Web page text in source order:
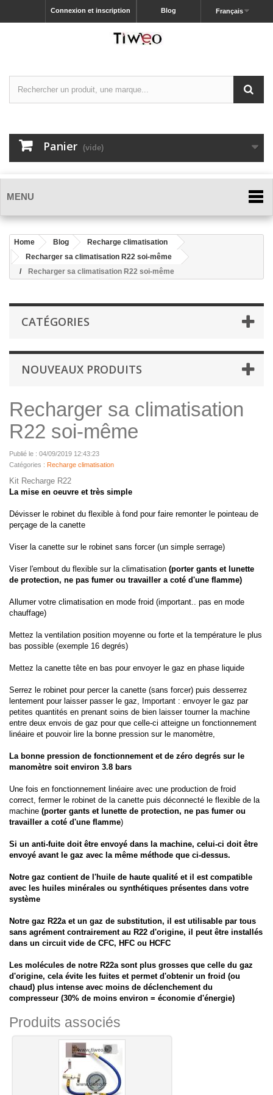
Français
Blog
Connexion et inscription
Panier (vide)
MENU
Home Blog
Recharge climatisation
Recharger sa climatisation R22 soi-même
Recharger sa climatisation R22 soi-même
CATÉGORIES
NOUVEAUX PRODUITS
Recharger sa climatisation
R22 soi-même
Publié le : 04/09/2019 12:43:23
Catégories : Recharge climatisation
Kit Recharge R22
La mise en oeuvre et très simple
Dévisser le robinet du flexible à fond pour faire remonter le pointeau de
perçage de la canette
Viser la canette sur le robinet sans forcer (un simple serrage)
Viser l'embout du flexible sur la climatisation (porter gants et lunette
de protection, ne pas fumer ou travailler a coté d'une flamme)
Allumer votre climatisation en mode froid (important.. pas en mode
chauffage)
Mettez la ventilation position moyenne ou forte et la température le plus
bas possible (exemple 16 degrés)
Mettez la canette tête en bas pour envoyer le gaz en phase liquide
Serrez le robinet pour percer la canette (sans forcer) puis desserrez
lentement pour laisser passer le gaz, Important : envoyer le gaz par
petites quantités en prenant soins de bien laisser tourner la machine
entre deux envois de gaz pour que celle-ci atteigne un fonctionnement
linéaire et pouvoir lire la bonne pression sur le manomètre,
La bonne pression de fonctionnement et de zéro degrés sur le
manomètre soit environ 3.8 bars
Une fois en fonctionnement linéaire avec une production de froid
correct, fermer le robinet de la canette puis déconnecté le flexible de la
machine (porter gants et lunette de protection, ne pas fumer ou
travailler a coté d'une flamme)
Si un anti-fuite doit être envoyé dans la machine, celui-ci doit être
envoyé avant le gaz avec la même méthode que ci-dessus.
Notre gaz contient de l'huile de haute qualité et il est compatible
avec les huiles minérales ou synthétiques présentes dans votre
système
Notre gaz R22a et un gaz de substitution, il est utilisable par tous
sans agrément contrairement au R22 d'origine, il peut être installés
dans un circuit vide de CFC, HFC ou HCFC
Les molécules de notre R22a sont plus grosses que celle du gaz
d'origine, cela évite les fuites et permet d'obtenir un froid (ou
chaud) plus intense avec moins de déclenchement du
compresseur (30% de moins environ = économie d'énergie)
Produits associés